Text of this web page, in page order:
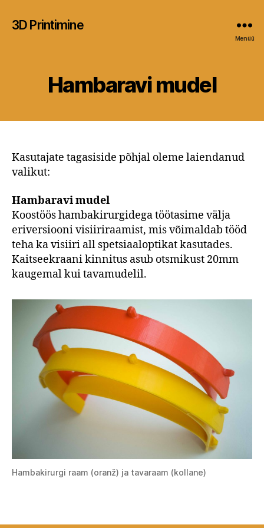
3D Printimine
Menüü
Hambaravi mudel
Kasutajate tagasiside põhjal oleme laiendanud
valikut:
Hambaravi mudel
Koostöös hambakirurgidega töötasime välja
eriversiooni visiiriraamist, mis võimaldab tööd
teha ka visiiri all spetsiaaloptikat kasutades.
Kaitseekraani kinnitus asub otsmikust 20mm
kaugemal kui tavamudelil.
Hambakirurgi raam (oranž) ja tavaraam (kollane)